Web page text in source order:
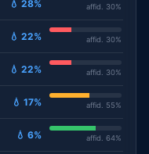
💧 28% affid. 30%
💧 22% affid. 30%
💧 22% affid. 30%
💧 17% affid. 55%
💧 6% affid. 64%